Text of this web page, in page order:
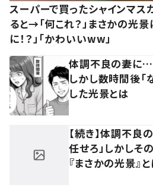
スーパーで買ったシャインマス
ると→「何これ？」まさかの光
に！？」「かわいいww」
体調不良の妻に…
しかし数時間後
した光景とは
【続き】体調不良
任せろ」しかしそ
『まさかの光景』